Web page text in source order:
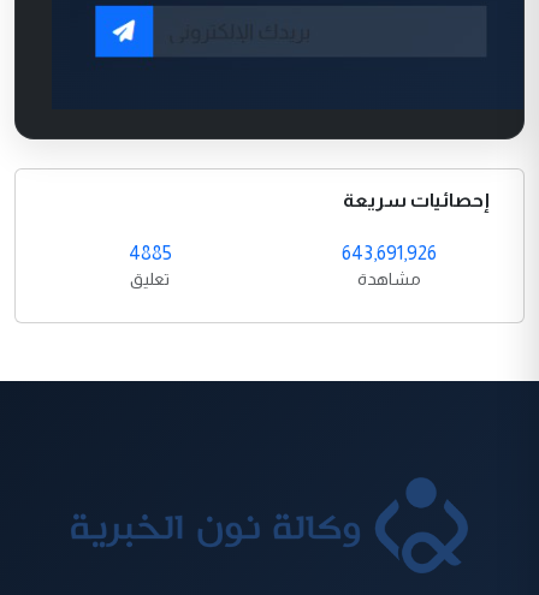
إحصائيات سريعة
643,691,926
مشاهدة
4885
تعليق